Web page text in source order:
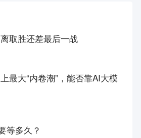
取胜还差最后一战
最大“内卷潮”，能否靠AI大模
等多久？